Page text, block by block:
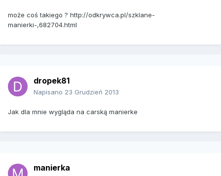
może coś takiego ? http://odkrywca.pl/szklane-
manierki-,682704.html
dropek81
Napisano 23 Grudzień 2013
Jak dla mnie wygląda na carską manierke
manierka